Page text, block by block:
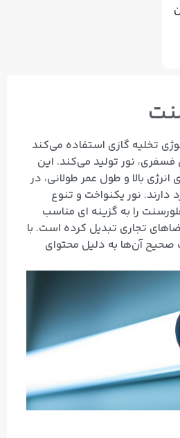
تخلیه گازی استفاده می‌کند
نور تولید می‌کند. این
بالا و طول عمر طولانی، در
دارند. نور یکنواخت و تنوع
را به گزینه‌ ای مناسب
تجاری تبدیل کرده است. با
صحیح آن‌ها به دلیل محتوای